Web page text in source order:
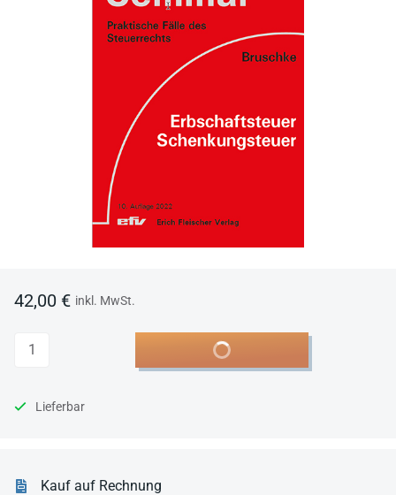
42,00 € inkl. MwSt.
Anzahl In den Warenkorb
Lieferbar
Kauf auf Rechnung